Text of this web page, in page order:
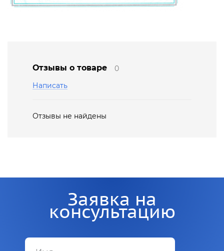
Отзывы о товаре
0
Написать
Отзывы не найдены
Заявка на
консультацию